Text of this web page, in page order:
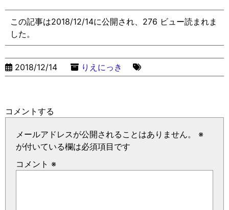
この記事は2018/12/14に公開され、276 ビュー読まれま
した。
2018/12/14 りえにっき
コメントする
メールアドレスが公開されることはありません。
※
が付いている欄は必須項目です
コメント ※